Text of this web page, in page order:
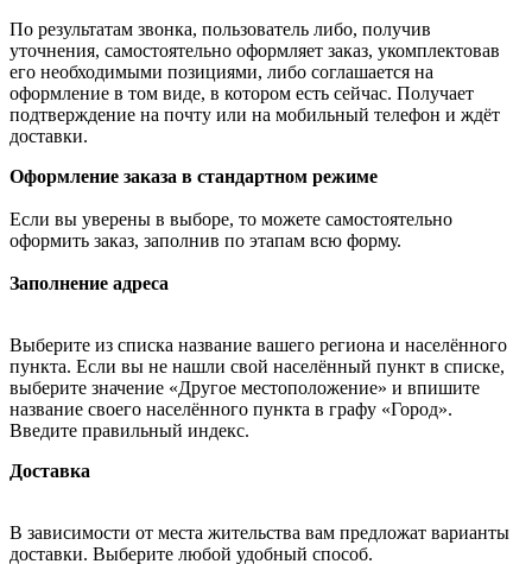
По результатам звонка, пользователь либо, получив
уточнения, самостоятельно оформляет заказ, укомплектовав
его необходимыми позициями, либо соглашается на
оформление в том виде, в котором есть сейчас. Получает
подтверждение на почту или на мобильный телефон и ждёт
доставки.
Оформление заказа в стандартном режиме
Если вы уверены в выборе, то можете самостоятельно
оформить заказ, заполнив по этапам всю форму.
Заполнение адреса
Выберите из списка название вашего региона и населённого
пункта. Если вы не нашли свой населённый пункт в списке,
выберите значение «Другое местоположение» и впишите
название своего населённого пункта в графу «Город».
Введите правильный индекс.
Доставка
В зависимости от места жительства вам предложат варианты
доставки. Выберите любой удобный способ.